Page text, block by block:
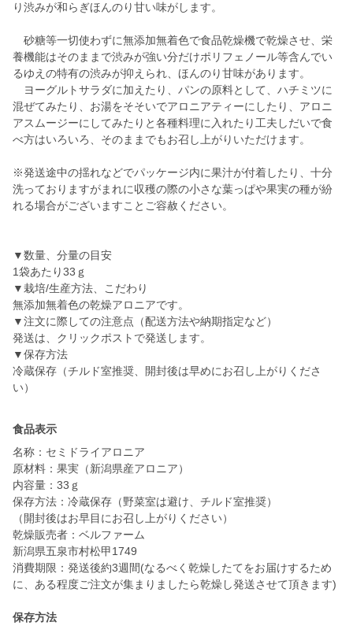
り渋みが和らぎほんのり甘い味がします。
砂糖等一切使わずに無添加無着色で食品乾燥機で乾燥させ、栄
養機能はそのままで渋みが強い分だけポリフェノール等含んでい
るゆえの特有の渋みが抑えられ、ほんのり甘味があります。
ヨーグルトサラダに加えたり、パンの原料として、ハチミツに
混ぜてみたり、お湯をそそいでアロニアティーにしたり、アロニ
アスムージーにしてみたりと各種料理に入れたり工夫しだいで食
べ方はいろいろ、そのままでもお召し上がりいただけます。
※発送途中の揺れなどでパッケージ内に果汁が付着したり、十分
洗っておりますがまれに収穫の際の小さな葉っぱや果実の種が紛
れる場合がございますことご容赦ください。
▼数量、分量の目安
1袋あたり33ｇ
▼栽培/生産方法、こだわり
無添加無着色の乾燥アロニアです。
▼注文に際しての注意点（配送方法や納期指定など）
発送は、クリックポストで発送します。
▼保存方法
冷蔵保存（チルド室推奨、開封後は早めにお召し上がりくださ
食品表示
名称：セミドライアロニア
原材料：果実（新潟県産アロニア）
内容量：33ｇ
保存方法：冷蔵保存（野菜室は避け、チルド室推奨）
（開封後はお早目にお召し上がりください）
乾燥販売者：ベルファーム
新潟県五泉市村松甲1749
消費期限：発送後約3週間(なるべく乾燥したてをお届けするため
に、ある程度ご注文が集まりましたら乾燥し発送させて頂きます)
保存方法